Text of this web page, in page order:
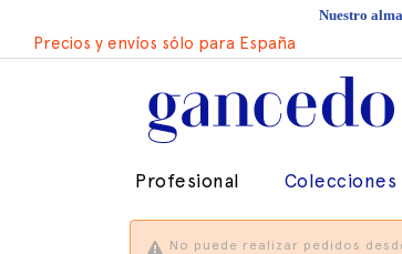
Nuestro
Precios y envíos sólo para España
Profesional Colecciones
No puede realizar pedidos